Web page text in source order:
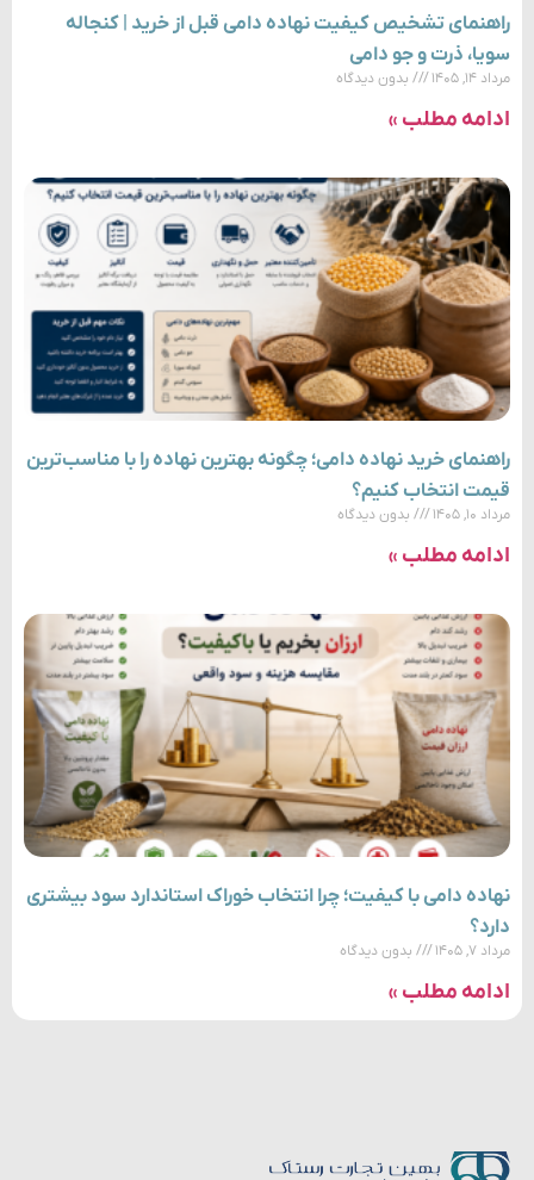
راهنمای تشخیص کیفیت نهاده دامی قبل از خرید | کنجاله
سویا، ذرت و جو دامی
مرداد ۱۴, ۱۴۰۵ بدون دیدگاه
ادامه مطلب »
راهنمای خرید نهاده دامی؛ چگونه بهترین نهاده را با مناسب‌ترین
قیمت انتخاب کنیم؟
مرداد ۱۰, ۱۴۰۵ بدون دیدگاه
ادامه مطلب »
نهاده دامی با کیفیت؛ چرا انتخاب خوراک استاندارد سود بیشتری
دارد؟
مرداد ۷, ۱۴۰۵ بدون دیدگاه
ادامه مطلب »